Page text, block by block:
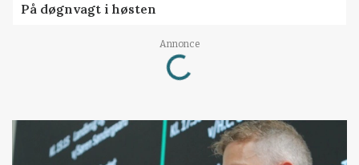
På døgnvagt i høsten
Annonce
Loading...